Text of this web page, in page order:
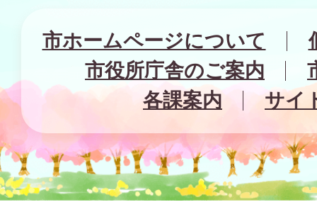
市ホームページについて
市役所庁舎のご案内
各課案内
サイ